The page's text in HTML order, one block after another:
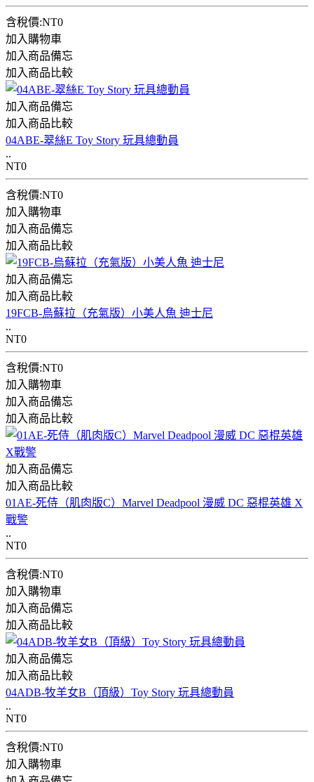
含稅價:NT0
加入購物車
加入商品備忘
加入商品比較
加入商品備忘
加入商品比較
04ABE-翠絲E Toy Story 玩具總動員
..
NT0
含稅價:NT0
加入購物車
加入商品備忘
加入商品比較
加入商品備忘
加入商品比較
19FCB-烏蘇拉（充氣版）小美人魚 迪士尼
..
NT0
含稅價:NT0
加入購物車
加入商品備忘
加入商品比較
加入商品備忘
加入商品比較
01AE-死侍（肌肉版C）Marvel Deadpool 漫威 DC 惡棍英雄 X
戰警
..
NT0
含稅價:NT0
加入購物車
加入商品備忘
加入商品比較
加入商品備忘
加入商品比較
04ADB-牧羊女B（頂級）Toy Story 玩具總動員
..
NT0
含稅價:NT0
加入購物車